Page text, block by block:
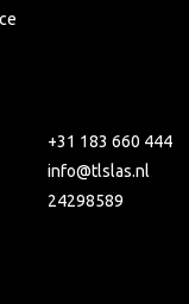
+31 183 660 444
info@tlslas.nl
24298589